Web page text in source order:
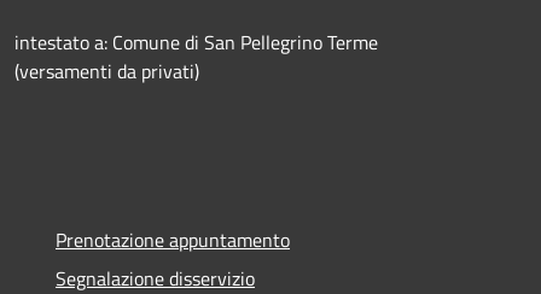
intestato a: Comune di San Pellegrino Terme
(versamenti da privati)
Prenotazione appuntamento
Segnalazione disservizio